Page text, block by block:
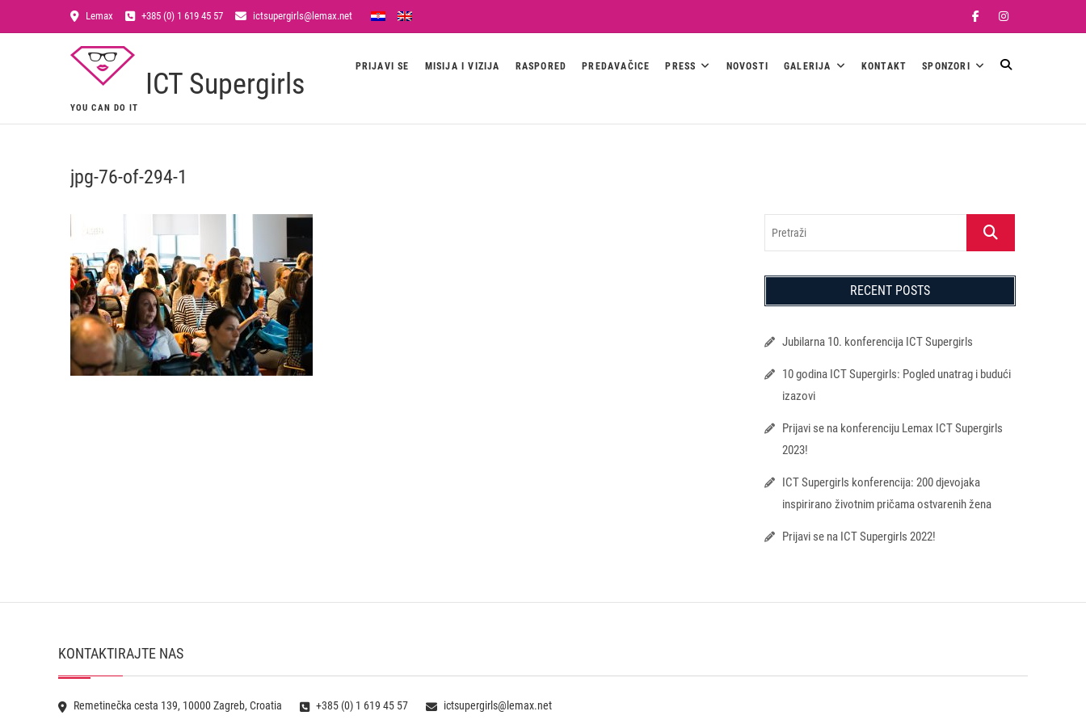
Lemax +385 (0) 1 619 45 57 ictsupergirls@lemax.net FacebookInstagram
ICT Supergirls
YOU CAN DO IT
PRIJAVI SE MISIJA I VIZIJA RASPORED PREDAVAČICE PRESS NOVOSTI GALERIJA KONTAKT SPONZORI
jpg-76-of-294-1
Pretraži
RECENT POSTS
Jubilarna 10. konferencija ICT Supergirls
10 godina ICT Supergirls: Pogled unatrag i budući
izazovi
Prijavi se na konferenciju Lemax ICT Supergirls
2023!
ICT Supergirls konferencija: 200 djevojaka
inspirirano životnim pričama ostvarenih žena
Prijavi se na ICT Supergirls 2022!
KONTAKTIRAJTE NAS
Remetinečka cesta 139, 10000 Zagreb, Croatia +385 (0) 1 619 45 57 ictsupergirls@lemax.net